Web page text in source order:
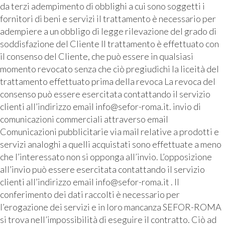
da terzi adempimento di obblighi a cui sono soggetti i
fornitori di beni e servizi il trattamento è necessario per
adempiere a un obbligo di legge rilevazione del grado di
soddisfazione del Cliente Il trattamento è effettuato con
il consenso del Cliente, che può essere in qualsiasi
momento revocato senza che ciò pregiudichi la liceità del
trattamento effettuato prima della revoca La revoca del
consenso può essere esercitata contattando il servizio
clienti all’indirizzo email info@sefor-roma.it. invio di
comunicazioni commerciali attraverso email
Comunicazioni pubblicitarie via mail relative a prodotti e
servizi analoghi a quelli acquistati sono effettuate a meno
che l’interessato non si opponga all’invio. L’opposizione
all’invio può essere esercitata contattando il servizio
clienti all’indirizzo email info@sefor-roma.it . Il
conferimento dei dati raccolti è necessario per
l’erogazione dei servizi e in loro mancanza SEFOR-ROMA
si trova nell’impossibilità di eseguire il contratto. Ciò ad